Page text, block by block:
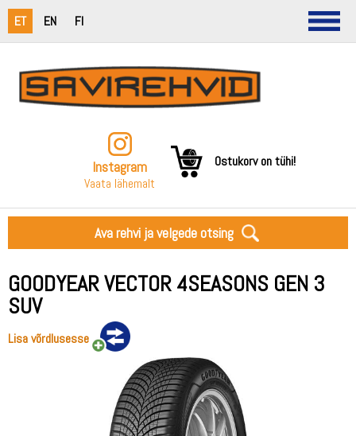
ET EN FI
Instagram
Vaata lähemalt
Ostukorv on tühi!
Ava rehvi ja velgede otsing
GOODYEAR VECTOR 4SEASONS GEN 3
SUV
Lisa võrdlusesse